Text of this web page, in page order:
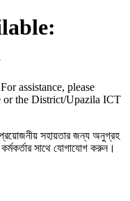
assistance, please
or the District/Upazila ICT
প্রয়োজনীয় সহায়তার জন্য অনুগ্রহ
সাথে যোগাযোগ করুন।